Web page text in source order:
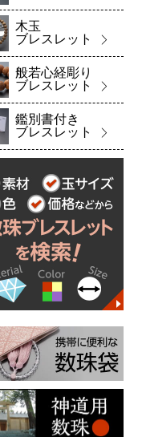
木玉
ブレスレット
般若心経彫り
ブレスレット
鑑別書付き
ブレスレット